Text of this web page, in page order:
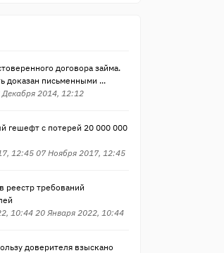
договора займа.
доказан письменными ...
Декабря 2014, 12:12
гешефт с потерей 20 000 000
12:45 07 Ноября 2017, 12:45
реестр требований
10:44 20 Января 2022, 10:44
доверителя взыскано